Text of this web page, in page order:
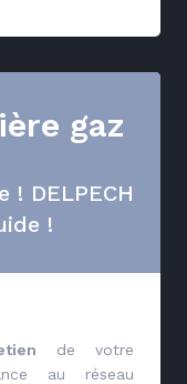
gaz
DELPECH
!
de votre
au réseau